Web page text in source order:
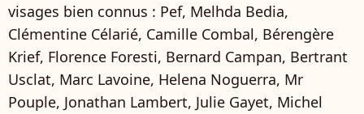
visages bien connus : Pef, Melhda Bedia,
Clémentine Célarié, Camille Combal, Bérengère
Krief, Florence Foresti, Bernard Campan, Bertrant
Usclat, Marc Lavoine, Helena Noguerra, Mr
Pouple, Jonathan Lambert, Julie Gayet, Michel